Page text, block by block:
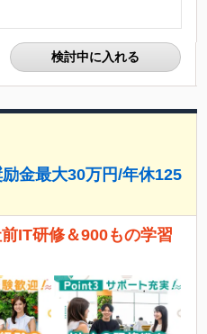
検討中に入れる
金最大30万円/年休125
IT研修＆900もの学習